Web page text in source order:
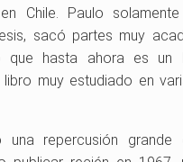
Chile. Paulo
sacó partes muy
que hasta ahora es un
muy estudiado en
una repercusión grande